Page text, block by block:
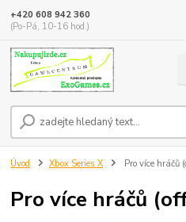
+420 608 942 360
(Po-Pá, 10-16 hod.)
Úvod Xbox Series X Pro více hráčů
Pro více hráčů